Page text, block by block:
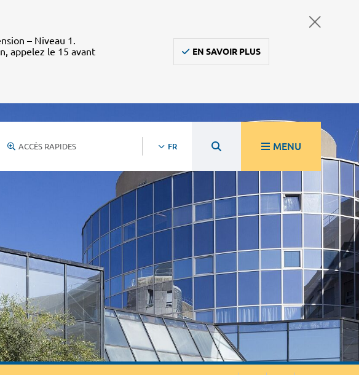
– Niveau 1.
appelez le 15 avant
EN SAVOIR PLUS
ACCÈS RAPIDES FR MENU